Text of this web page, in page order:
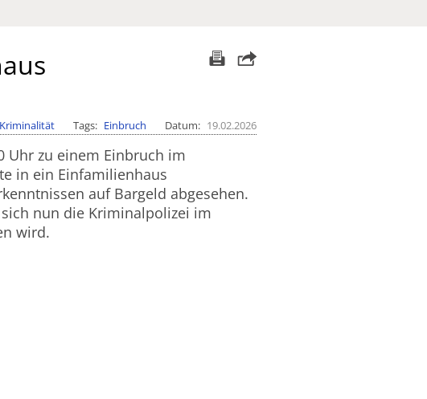
Kriminalität Tags Einbruch Datum 19.02.2026
Uhr zu einem Einbruch im
in ein Einfamilienhaus
auf Bargeld abgesehen.
nun die Kriminalpolizei im
wird.